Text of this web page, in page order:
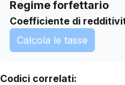
Regime forfettario
Coefficiente di
Calcola le tasse
Codici correlati: